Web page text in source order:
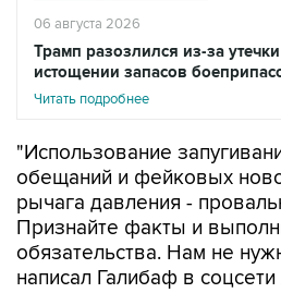
06 августа 2026
Трамп разозлился из-за
истощении запасов
Читать подробнее
"Использование
обещаний и фейковых
рычага давления -
Признайте факты и
обязательства. Нам не
написал Галибаф в соцсети